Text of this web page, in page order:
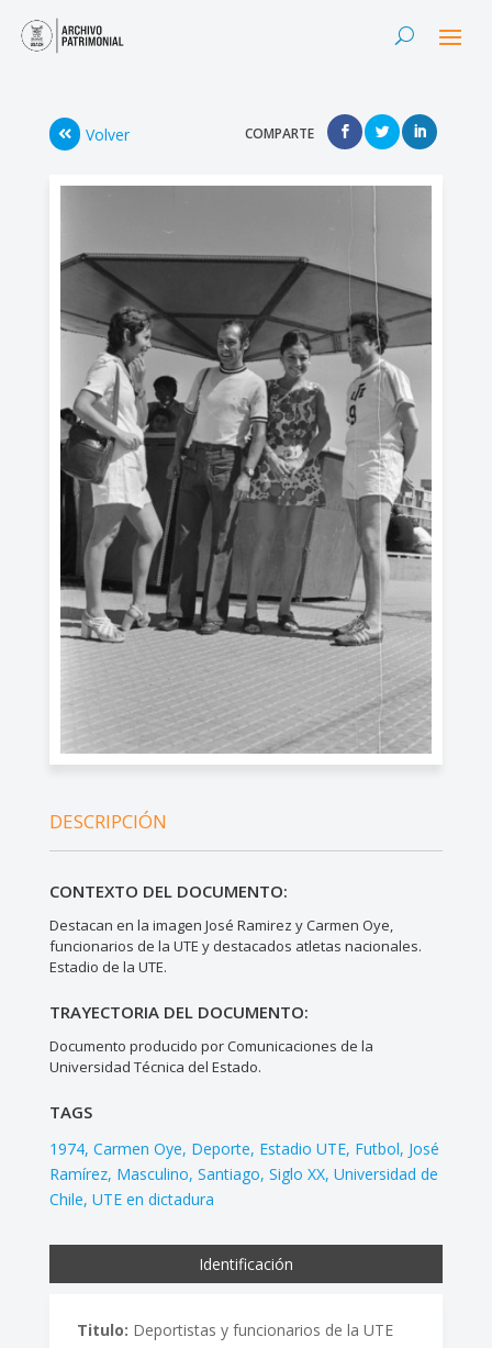
Volver COMPARTE
DESCRIPCIÓN
CONTEXTO DEL DOCUMENTO:
Destacan en la imagen José Ramirez y Carmen Oye,
funcionarios de la UTE y destacados atletas nacionales.
Estadio de la UTE.
TRAYECTORIA DEL DOCUMENTO:
Documento producido por Comunicaciones de la
Universidad Técnica del Estado.
TAGS
1974 Carmen Oye Deporte Estadio UTE Futbol José
Ramírez Masculino Santiago Siglo XX Universidad de
Chile UTE en dictadura
Identificación
Titulo: Deportistas y funcionarios de la UTE